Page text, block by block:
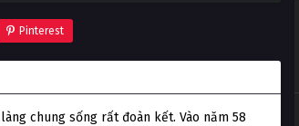
Pinterest
chung sống rất đoàn kết. Vào năm 58